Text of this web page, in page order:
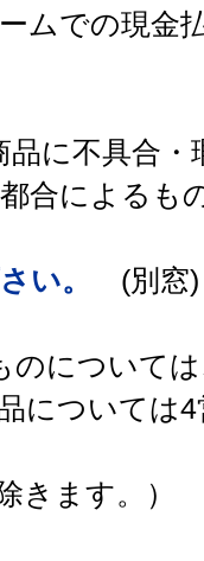
ムでの現金
品に不具合・
合によるも
い。
(別窓)
のについて
については4
ます。）